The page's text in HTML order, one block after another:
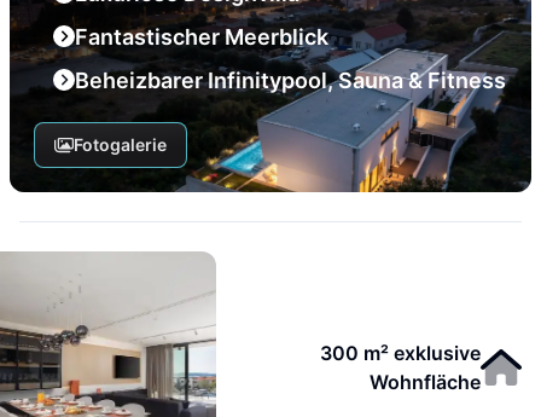
Fantastischer Meerblick
Beheizbarer Infinitypool, Sauna & Fitness
Fotogalerie
300 m² exklusive
Wohnfläche